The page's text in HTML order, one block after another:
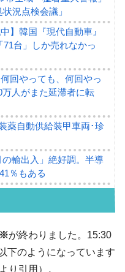
況点検会議」
】韓国『現代自動車』
台」しか売れなかっ
回やっても、何回やっ
人がまた延滞者に転
薬自動供給装甲車両･珍
輸出入」絶好調。半導
％もある
2026年07月は4,279億ド
※が終わりました。15:30
下のようになっています
り引用）。